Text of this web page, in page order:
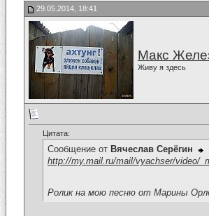
29.05.2014, 18:41
Макс
Живу я здесь
Цитата:
Сообщение от Вячеслав Серёгин
http://my.mail.ru/mail/vyachser/video/
Ролик на мою песню от Марины